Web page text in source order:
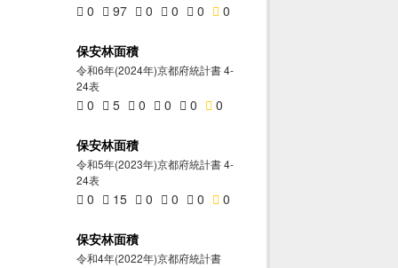
0 97 0 0 0 0
保安林面積
令和6年(2024年)京都府統計書 4-
24表
0 5 0 0 0 0
保安林面積
令和5年(2023年)京都府統計書 4-
24表
0 15 0 0 0 0
保安林面積
令和4年(2022年)京都府統計書